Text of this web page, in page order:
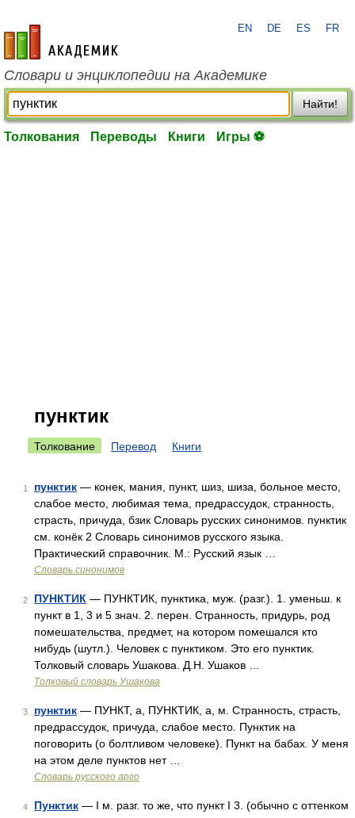
academic.ru
EN DE ES FR
Словари и энциклопедии на Академике
Найти!
Толкования Переводы Книги Игры ⚽
пунктик
Толкование Перевод Книги
1 пунктик — конек, мания, пункт, шиз, шиза, больное место,
слабое место, любимая тема, предрассудок, странность,
страсть, причуда, бзик Словарь русских синонимов. пунктик
см. конёк 2 Словарь синонимов русского языка.
Практический справочник. М.: Русский язык …
Словарь синонимов
2 ПУНКТИК — ПУНКТИК, пунктика, муж. (разг.). 1. уменьш. к
пункт в 1, 3 и 5 знач. 2. перен. Странность, придурь, род
помешательства, предмет, на котором помешался кто
нибудь (шутл.). Человек с пунктиком. Это его пунктик.
Толковый словарь Ушакова. Д.Н. Ушаков …
Толковый словарь Ушакова
3 пунктик — ПУНКТ, а, ПУНКТИК, а, м. Странность, страсть,
предрассудок, причуда, слабое место. Пунктик на
поговорить (о болтливом человеке). Пункт на бабах. У меня
на этом деле пунктов нет …
Словарь русского арго
4 Пунктик — I м. разг. то же, что пункт I 3. (обычно с оттенком